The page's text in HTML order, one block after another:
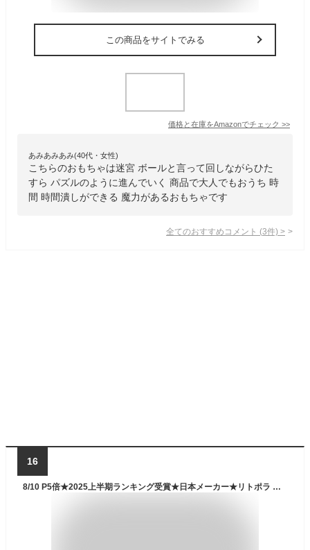
この商品をサイトでみる
価格と在庫をAmazonでチェック >>
あみあみあみ(40代・女性)
こちらのおもちゃは迷宮 ボールと言って回しながらひた
すら パズルのように進んでいく 商品で大人でもおうち 時
間 時間潰しができる 魔力があるおもちゃです
全てのおすすめコメント (3件) >
16
8/10 P5倍★2025上半期ランキング受賞★日本メーカー★リトポラ キッズカメラ 1年保証 32GBカード付き トイカメラ 子供用 カメラ デジタルカメラ 自撮り おもちゃ 簡単 日本語 日本製 男の子 女の子 誕生日 プレゼント 知育玩具 進級祝い 入園 おしゃれ 祝い